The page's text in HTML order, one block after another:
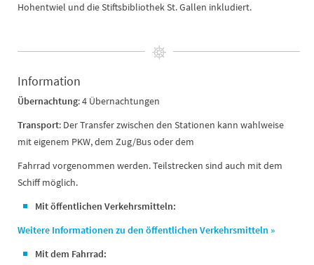
Hohentwiel und die Stiftsbibliothek St. Gallen inkludiert.
Information
Übernachtung: 4 Übernachtungen
Transport: Der Transfer zwischen den Stationen kann wahlweise
mit eigenem PKW, dem Zug/Bus oder dem
Fahrrad vorgenommen werden. Teilstrecken sind auch mit dem
Schiff möglich.
Mit öffentlichen Verkehrsmitteln:
Weitere Informationen zu den öffentlichen Verkehrsmitteln »
Mit dem Fahrrad: